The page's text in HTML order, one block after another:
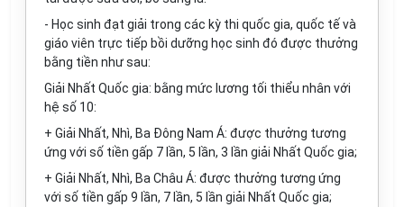
- Học sinh đạt giải trong các kỳ thi quốc gia, quốc tế và
giáo viên trực tiếp bồi dưỡng học sinh đó được thưởng
bằng tiền như sau:
Giải Nhất Quốc gia: bằng mức lương tối thiểu nhân với
hệ số 10:
+ Giải Nhất, Nhì, Ba Đông Nam Á: được thưởng tương
ứng với số tiền gấp 7 lần, 5 lần, 3 lần giải Nhất Quốc gia;
+ Giải Nhất, Nhì, Ba Châu Á: được thưởng tương ứng
với số tiền gấp 9 lần, 7 lần, 5 lần giải Nhất Quốc gia;